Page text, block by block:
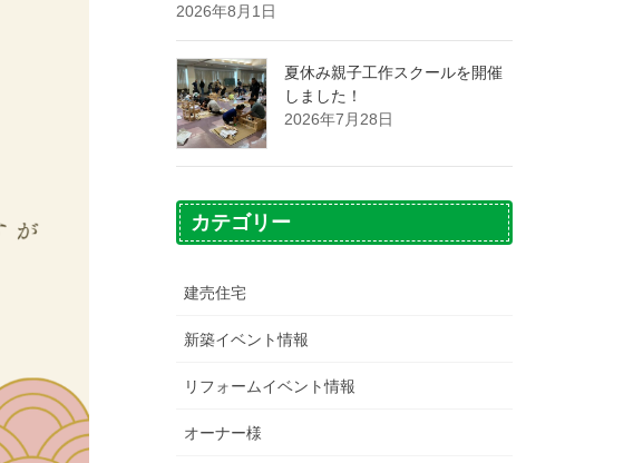
2026年8月1日
夏休み親子工作スクールを開催
しました！
2026年7月28日
カテゴリー
建売住宅
新築イベント情報
リフォームイベント情報
オーナー様